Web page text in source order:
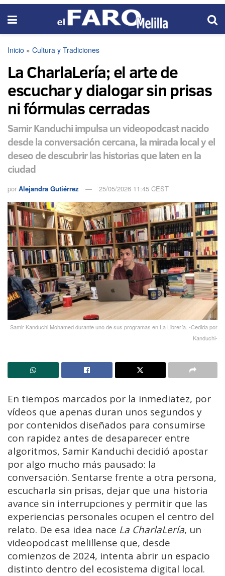
Inicio » Cultura y Tradiciones
La CharlaLería; el arte de
escuchar y dialogar sin prisas
ni fórmulas cerradas
Samir Kanduchi impulsa un videopodcast nacido
desde la conversación cercana, la mirada local y el
deseo de descubrir las historias que laten en la
ciudad
por Alejandra Gutiérrez 25/05/2026 11:45 CEST
Samir Kanduchi Mohamed durante uno de sus programas en La Librería. -Cedida por
Kanduchi-
En tiempos marcados por la inmediatez, por
vídeos que apenas duran unos segundos y
por contenidos diseñados para consumirse
con rapidez antes de desaparecer entre
algoritmos, Samir Kanduchi decidió apostar
por algo mucho más pausado: la
conversación. Sentarse frente a otra persona,
escucharla sin prisas, dejar que una historia
avance sin interrupciones y permitir que las
experiencias personales ocupen el centro del
relato. De esa idea nace La CharlaLería, un
videopodcast melillense que, desde
comienzos de 2024, intenta abrir un espacio
distinto dentro del ecosistema digital local.